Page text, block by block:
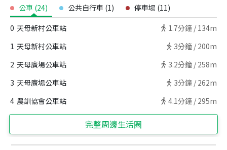
公車 (24) 公共自行車 (1) 停車場 (11)
0 天母新村公車站 1.7分鐘 / 134m
1 天母新村公車站 3分鐘 / 200m
2 天母廣場公車站 3.2分鐘 / 258m
3 天母廣場公車站 3分鐘 / 262m
4 農訓協會公車站 4.1分鐘 / 295m
完整周邊生活圈